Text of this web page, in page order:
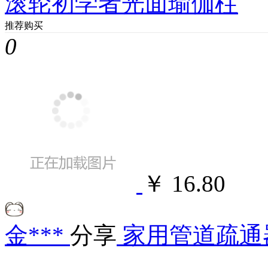
推荐购买
0
￥ 16.80
金*** 分享 家用管道疏